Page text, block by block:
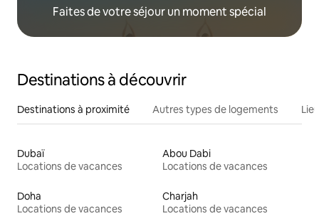
Faites de votre séjour un moment spécial
Destinations à découvrir
Destinations à proximité Autres types de logements
Dubaï
Locations de vacances
Abou Dabi
Locations de vacances
Doha
Locations de vacances
Charjah
Locations de vacances